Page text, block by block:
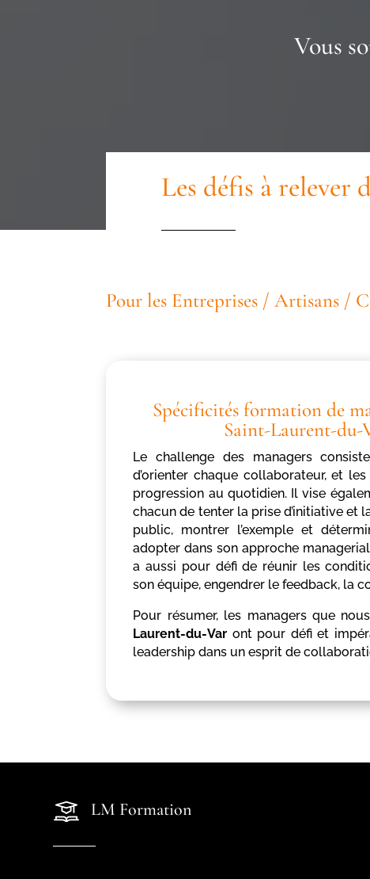
Vous
Les défis à relever
Pour les Entreprises / Artisans /
Spécificités formation de
Saint-Laurent-du-
Le challenge des managers
d’orienter chaque collaborateur, et
progression au quotidien. Il vise
chacun de tenter la prise d’initiative et
public, montrer l’exemple et
adopter dans son approche
a aussi pour défi de réunir les
son équipe, engendrer le feedback, la
Pour résumer, les managers que
Laurent-du-Var ont pour défi et
leadership dans un esprit de
LM Formation